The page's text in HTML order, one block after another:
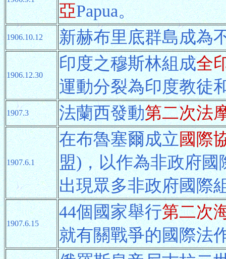
亞Papua。
1906.10.12 新赫布里底群島成為
1906.12.30
印度之穆斯林組成全
運動分裂為印度教徒
1907.3 法蘭西發動第二次法
1907.6.1
在布魯塞爾成立國際
盟)，以作為非政府
出現眾多非政府國際
1907.6.15
44個國家舉行第二次
就有關戰爭的國際法